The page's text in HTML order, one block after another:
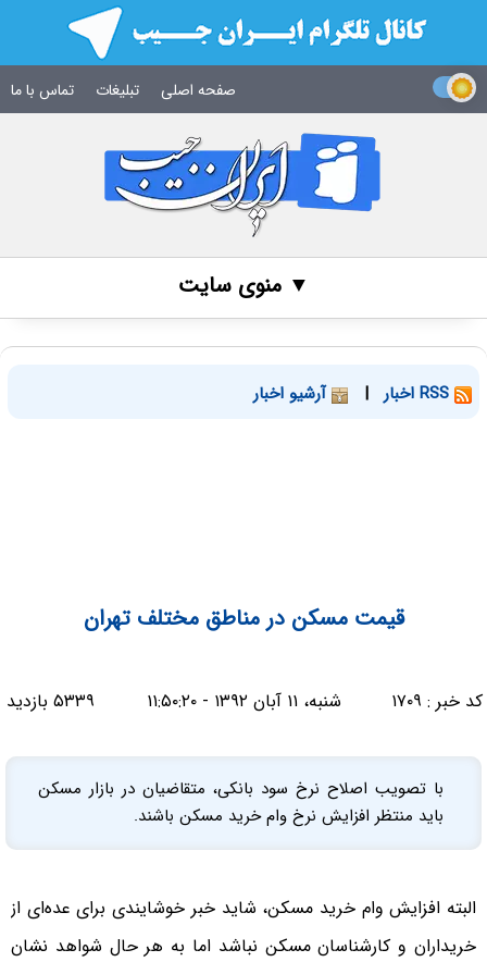
صفحه اصلی تبلیغات تماس با ما
▼ منوی سایت
| آرشیو اخبار
قیمت مسکن در مناطق مختلف تهران
کد خبر : ۱۷۰۹ شنبه، ۱۱ آبان ۱۳۹۲ - ۱۱:۵۰:۲۰ ۵۳۳۹ بازدید
با تصویب اصلاح نرخ سود بانکی، متقاضیان در بازار مسکن
باید منتظر افزایش نرخ وام خرید مسکن باشند.
البته افزایش وام خرید مسکن، شاید خبر خوشایندی برای عده‌ای از
خریداران و کارشناسان مسکن نباشد اما به هر حال شواهد نشان